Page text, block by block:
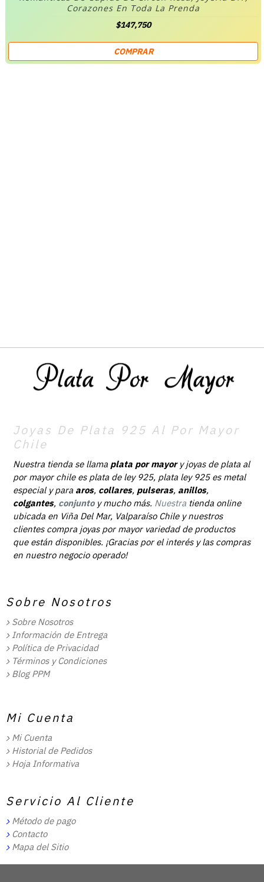
Corazones En Toda La Prenda
$147,750
COMPRAR
Joyas De Plata 925 Al Por Mayor
Chile
Nuestra tienda se llama plata por mayory joyas de plata al
por mayor chile es plata de ley 925, plata ley 925 es metal
especial y para aros, collares, pulseras, anillos,
colgantes, conjunto y mucho más. Nuestra tienda online
ubicada en Viña Del Mar, Valparaíso Chile y nuestros
clientes compra joyas por mayor variedad de productos
que están disponibles. ¡Gracias por el interés y las compras
en nuestro negocio operado!
Sobre Nosotros
Sobre Nosotros
Información de Entrega
Política de Privacidad
Términos y Condiciones
Blog PPM
Mi Cuenta
Mi Cuenta
Historial de Pedidos
Hoja Informativa
Servicio Al Cliente
Método de pago
Contacto
Mapa del Sitio